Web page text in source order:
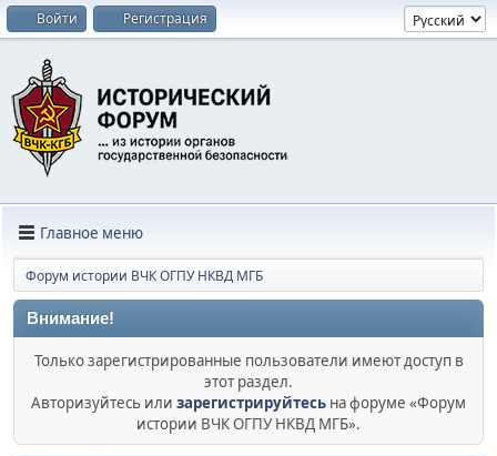
Войти Регистрация
Главное меню
Форум истории ВЧК ОГПУ НКВД МГБ
Внимание!
Только зарегистрированные пользователи имеют доступ в
этот раздел.
Авторизуйтесь или зарегистрируйтесь на форуме «Форум
истории ВЧК ОГПУ НКВД МГБ».